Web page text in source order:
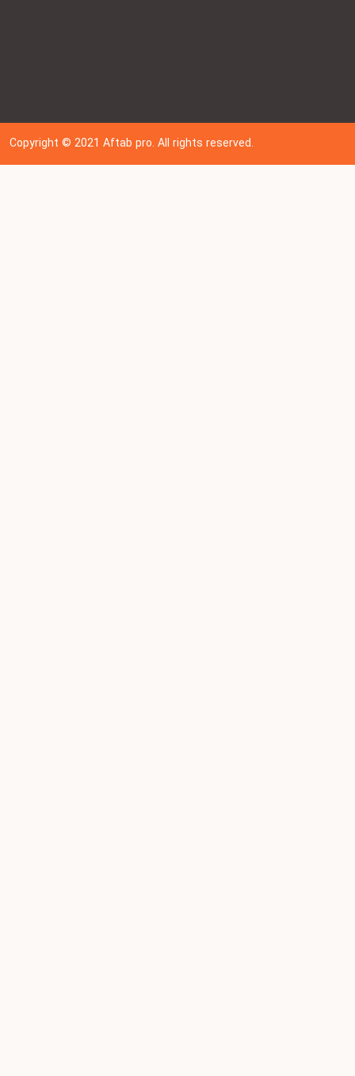
Copyright © 202 1Aftab pro. All rights reserved.